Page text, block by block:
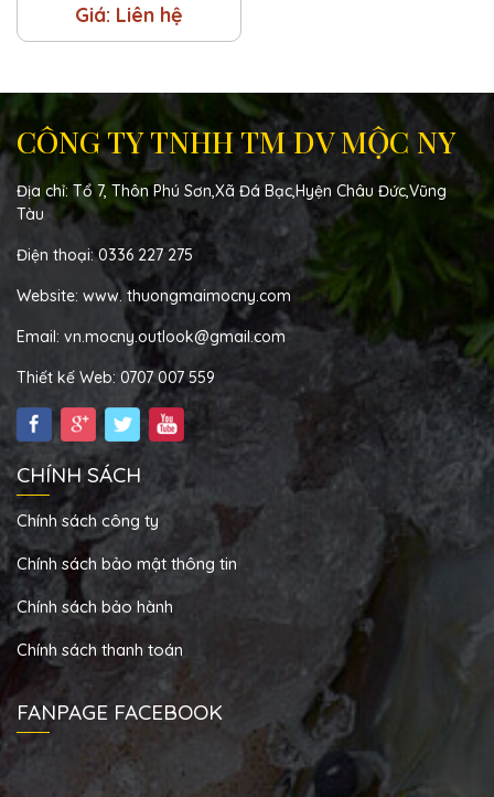
Giá: Liên hệ
CÔNG TY TNHH TM DV MỘC NY
Địa chỉ: Tổ 7, Thôn Phú Sơn,Xã Đá Bạc,Hyện Châu Đức,Vũng
Tàu
Điện thoại: 0336 227 275
Website: www. thuongmaimocny.com
Email: vn.mocny.outlook@gmail.com
Thiết kế Web: 0707 007 559
CHÍNH SÁCH
Chính sách công ty
Chính sách bảo mật thông tin
Chính sách bảo hành
Chính sách thanh toán
FANPAGE FACEBOOK